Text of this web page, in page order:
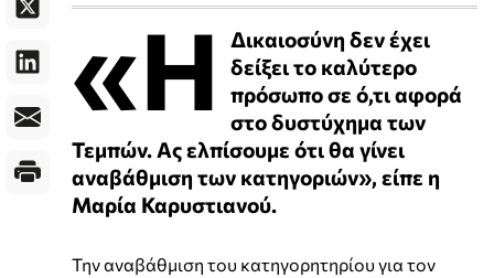
«Η
Δικαιοσύνη δεν έχει
δείξει το καλύτερο
πρόσωπο σε ό,τι αφορά
στο δυστύχημα των
Τεμπών. Ας ελπίσουμε ότι θα γίνει
αναβάθμιση των κατηγοριών», είπε η
Μαρία Καρυστιανού.
Την αναβάθμιση του κατηγορητηρίου για τον